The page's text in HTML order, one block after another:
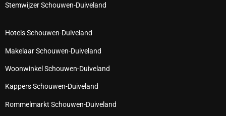
Stemwijzer Schouwen-Duiveland
Hotels Schouwen-Duiveland
Makelaar Schouwen-Duiveland
Woonwinkel Schouwen-Duiveland
Kappers Schouwen-Duiveland
Rommelmarkt Schouwen-Duiveland